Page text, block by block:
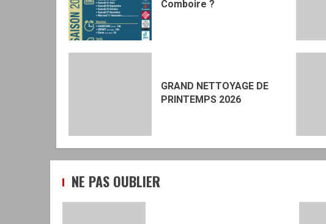
Comboire ?
GRAND NETTOYAGE DE
PRINTEMPS 2026
NE PAS OUBLIER